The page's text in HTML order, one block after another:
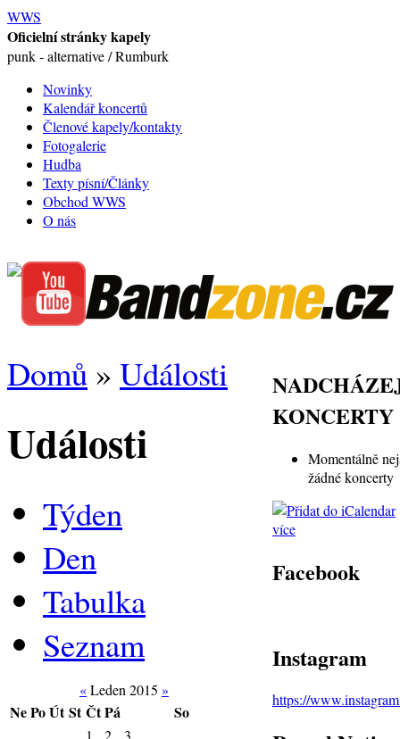
WWS
Oficielní stránky kapely
punk - alternative / Rumburk
Novinky
Kalendář koncertů
Členové kapely/kontakty
Fotogalerie
Hudba
Texty písní/Články
Obchod WWS
O nás
Domů » Události
Události
Týden
Den
Tabulka
Seznam
«Leden 2015 »
NePoÚt St ČtPá So
1 2
3
KONCERTY
Momentálně
žádné koncerty
více
Facebook
Instagram
https://